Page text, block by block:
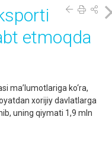
etmoqda
ma’lumotlariga ko‘ra,
xorijiy davlatlarga
uning qiymati 1,9 mln